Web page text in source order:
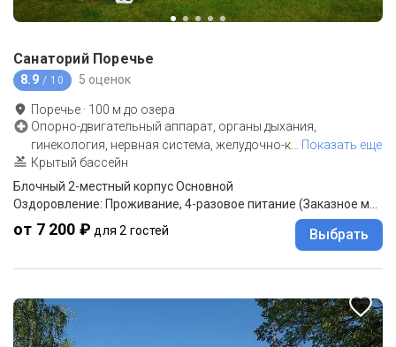
Санаторий Поречье
8.9 / 10 5 оценок
Поречье · 100 м до озера
Опорно-двигательный аппарат, органы дыхания,
гинекология, нервная система, желудочно-к
Показать еще
Крытый бассейн
Блочный 2-местный корпус Основной
от 7 200 ₽ для 2 гостей Выбрать